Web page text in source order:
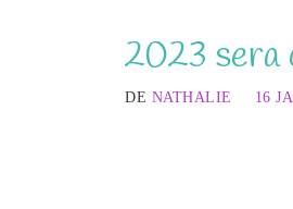
2023 sera
DE NATHALIE 16